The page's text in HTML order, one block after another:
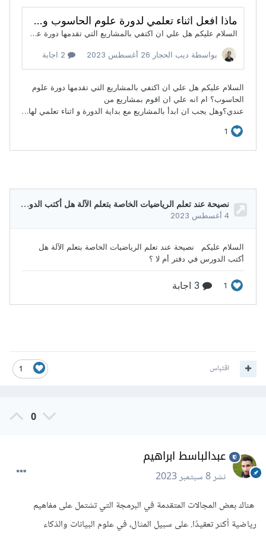
1 اقتباس
0
عبدالباسط ابراهيم
نشر8 سبتمبر 2023
هناك بعض المجالات المتقدمة في البرمجة التي تشتمل على مفاهيم
رياضية أكثر تعقيدًا. على سبيل المثال، في علوم البيانات والذكاء